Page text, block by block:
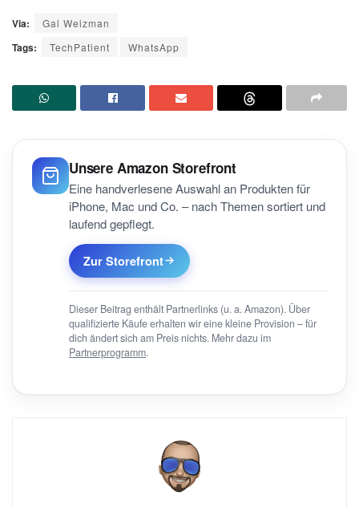
Via: Gal Weizman
Tags: TechPatient WhatsApp
Unsere Amazon Storefront
Eine handverlesene Auswahl an Produkten für
iPhone, Mac und Co. – nach Themen sortiert und
laufend gepflegt.
Zur Storefront
Dieser Beitrag enthält Partnerlinks (u. a. Amazon). Über
qualifizierte Käufe erhalten wir eine kleine Provision – für
dich ändert sich am Preis nichts. Mehr dazu im
Partnerprogramm.